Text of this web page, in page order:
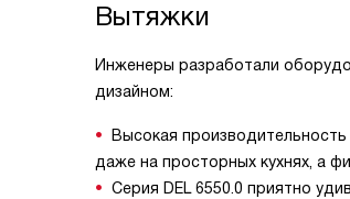
Вытяжки
Инженеры разработали
дизайном:
Высокая
даже на просторных кухнях, а
Серия DEL 6550.0 приятно